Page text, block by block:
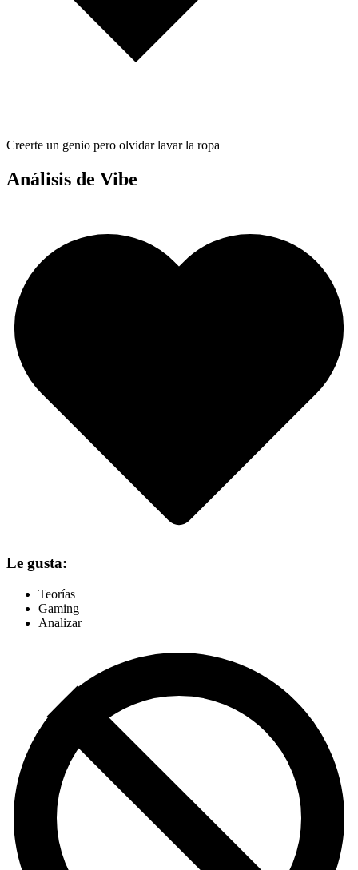
Creerte un genio pero olvidar lavar la ropa
Análisis de Vibe
Le gusta:
Teorías
Gaming
Analizar